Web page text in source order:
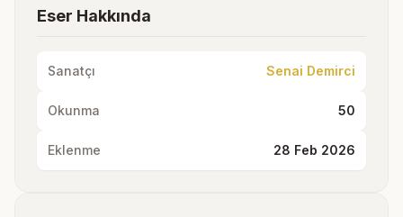
Eser Hakkında
Sanatçı Senai Demirci
Okunma 50
Eklenme 28 Feb 2026